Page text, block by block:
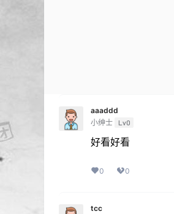
aaaddd
小绅士 Lv0
好看好看
0 0
tcc